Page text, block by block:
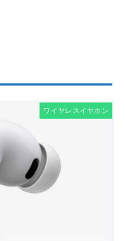
ワイヤレスイヤホン